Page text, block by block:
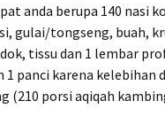
anda berupa 140 nasi
gulai/tongseng, buah,
tissu dan 1 lembar
1 panci karena kelebihan
(210 porsi aqiqah